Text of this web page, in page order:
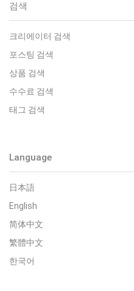
검색
크리에이터 검색
포스팅 검색
상품 검색
수수료 검색
태그 검색
Language
日本語
English
简体中文
繁體中文
한국어